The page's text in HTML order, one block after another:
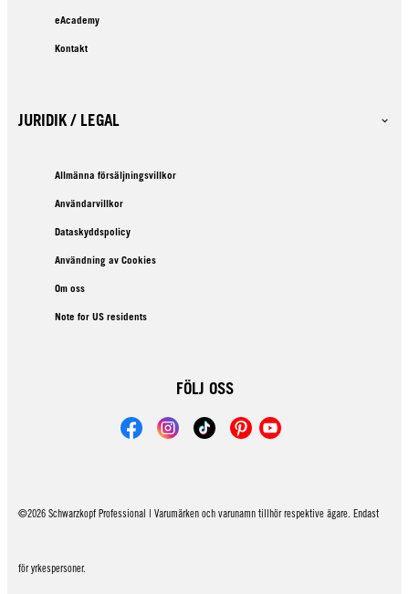
eAcademy
Kontakt
JURIDIK / LEGAL
Allmänna försäljningsvillkor
Användarvillkor
Dataskyddspolicy
Användning av Cookies
Om oss
Note for US residents
FÖLJ OSS
©2026 Schwarzkopf Professional | Varumärken och varunamn tillhör respektive ägare. Endast
för yrkespersoner.